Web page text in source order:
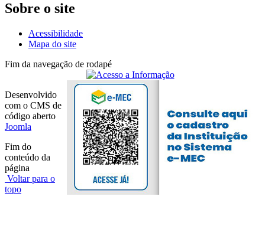
Sobre o site
Acessibilidade
Mapa do site
Fim da navegação de rodapé
Desenvolvido
com o CMS de
código aberto
Joomla
Fim do
conteúdo da
página
Voltar para o
topo